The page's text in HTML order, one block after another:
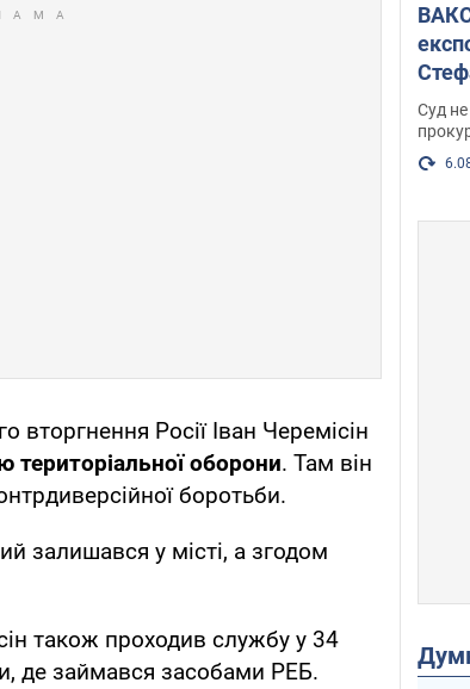
Росії Іван Черемісін
територіальної оборони. Там він
боротьби.
залишався у місті, а згодом
також проходив службу у 34
де займався засобами РЕБ.
ВАКС обрав
Суд